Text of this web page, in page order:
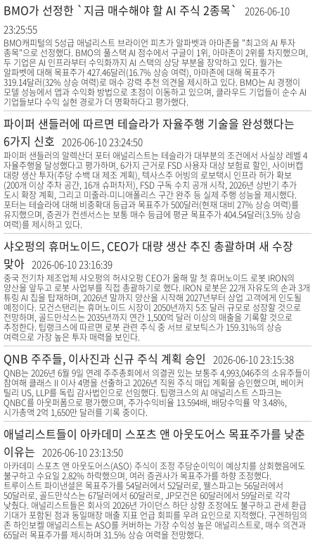
BMO가 선정한 `지금 매수해야 할 AI 주식 2종목`
2026-06-10
23:25:55
BMO캐피털의 5성급 애널리스트 브라이언 피츠가 알파벳과 아마존을 "최고의 AI 투자
종목"으로 선정했다. BMO의 풀스택 AI 점수에서 구글이 1위, 아마존이 2위를 차지했으며,
두 기업은 AI 인프라부터 수익화까지 AI 스택의 상당 부분을 장악하고 있다. 월가는
알파벳에 대해 목표주가 427.46달러(16.7% 상승 여력), 아마존에 대해 목표주가
319.14달러(32% 상승 여력)로 매수 강력 추천 의견을 제시하고 있다. BMO는 AI 경쟁이
모델 성능에서 앱과 수익화 방법으로 초점이 이동하고 있으며, 클라우드 기업들이 순수 AI
기업들보다 수익 실현 경로가 더 명확하다고 평가했다.
파이퍼 샌들러에 따르면 테슬라가 자율주행 기술을 완성했다는
6가지 신호 2026-06-10 23:24:50
파이퍼 샌들러의 알렉산더 포터 애널리스트는 테슬라가 대부분의 조건에서 사실상 레벨 4
자율주행을 달성했다고 평가하며, 6가지 근거로 FSD 사용자 대상 보험료 할인, 사이버캡
대량 생산 투자(주당 수백 대 제조 계획), 텍사스주 어빙의 로보택시 인프라 허가 확보
(200개 이상 주차 공간, 16개 슈퍼차저), FSD 구독 수치 공개 시작, 2026년 상반기 추가
도시 확장 계획, 그리고 미줄라-미니애폴리스 구간 완주 등 실제 주행 성능을 제시했다.
포터는 테슬라에 대해 비중확대 등급과 목표주가 500달러(현재 대비 27% 상승 여력)를
유지했으며, 증권가 컨센서스는 보통 매수 등급에 평균 목표주가 404.54달러(3.5% 상승
여력)를 제시하고 있다.
샤오펑의 휴머노이드, CEO가 대량 생산 추진 총괄하며 새 수장
맞아 2026-06-10 23:16:39
중국 전기차 제조업체 샤오펑의 허샤오펑 CEO가 올해 말 첫 휴머노이드 로봇 IRON의
양산을 앞두고 로봇 사업부를 직접 총괄하기로 했다. IRON 로봇은 22개 자유도의 손과 3개
튜링 AI 칩을 탑재하며, 2026년 말까지 양산을 시작해 2027년부터 상업 고객에게 인도될
예정이다. 모건스탠리는 휴머노이드 시장이 2050년까지 5조 달러 규모로 성장할 것으로
전망하며, 골드만삭스는 2035년까지 연간 1,500억 달러 이상의 매출을 기록할 것으로
추정한다. 팁랭크스에 따르면 로봇 관련 주식 중 서브 로보틱스가 159.31%의 상승
여력으로 가장 높은 투자 매력을 보인다.
QNB 주주들, 이사진과 신규 주식 계획 승인 2026-06-10 23:15:38
QNB는 2026년 6월 9일 연례 주주총회에서 의결권 있는 보통주 4,993,046주의 소유주들이
참여해 클래스 II 이사 4명을 선출하고 2026년 직원 주식 매입 계획을 승인했으며, 베이커
틸리 US, LLP를 독립 감사법인으로 선임했다. 팁랭크스의 AI 애널리스트 스파크는
QNBC를 아웃퍼폼으로 평가했으며, 주가수익비율 13.594배, 배당수익률 약 3.48%,
시가총액 2억 1,650만 달러를 기록 중이다.
애널리스트들이 아카데미 스포츠 앤 아웃도어스 목표주가를 낮춘
이유는 2026-06-10 23:13:50
아카데미 스포츠 앤 아웃도어스(ASO) 주식이 조정 주당순이익이 예상치를 상회했음에도
불구하고 수요일 2.82% 하락했으며, 여러 증권사가 목표주가를 하향 조정했다.
트루이스트 파이낸셜은 목표주가를 54달러에서 52달러로, 웰스파고는 56달러에서
50달러로, 골드만삭스는 67달러에서 60달러로, JP모건은 60달러에서 59달러로 각각
낮췄다. 애널리스트들은 회사의 2026년 가이던스 하단 상향 조정에도 불구하고 관세 환급
기대가 포함된 점과 동일매장 매출 지표 언급 회피를 우려 요인으로 지적했다. 구겐하임의
존 하인보켈 애널리스트는 ASO를 커버하는 가장 수익성 높은 애널리스트로, 매수 의견과
65달러 목표주가를 제시하며 31.5% 상승 여력을 전망했다.